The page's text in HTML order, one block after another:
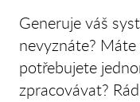
Generuje váš
nevyznáte?
potřebujete
zpracovávat?